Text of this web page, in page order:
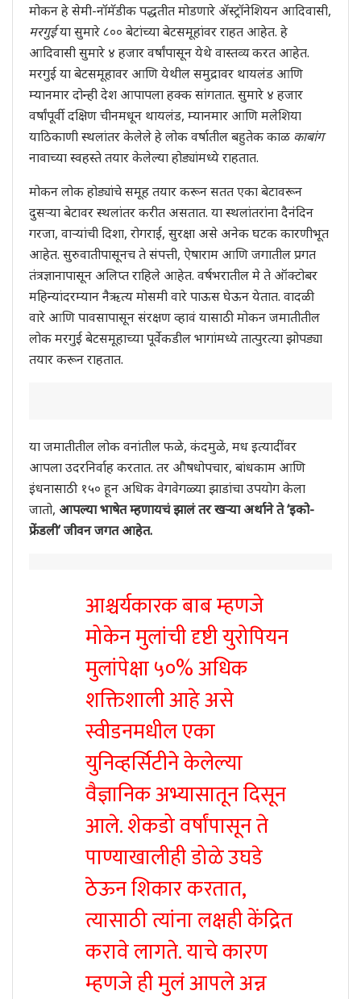
मोकन हे सेमी-नॉमॅडीक पद्धतीत मोडणारे ॲस्ट्रॉनेशियन आदिवासी,
मरगुईया सुमारे ८०० बेटांच्या बेटसमूहांवर राहत आहेत. हे
आदिवासी सुमारे ४ हजार वर्षांपासून येथे वास्तव्य करत आहेत.
मरगुई या बेटसमूहावर आणि येथील समुद्रावर थायलंड आणि
म्यानमार दोन्ही देश आपापला हक्क सांगतात. सुमारे ४ हजार
वर्षांपूर्वी दक्षिण चीनमधून थायलंड, म्यानमार आणि मलेशिया
याठिकाणी स्थलांतर केलेले हे लोक वर्षातील बहुतेक काळ काबांग
नावाच्या स्वहस्ते तयार केलेल्या होड्यांमध्ये राहतात.
मोकन लोक होड्यांचे समूह तयार करून सतत एका बेटावरून
दुसऱ्या बेटावर स्थलांतर करीत असतात. या स्थलांतरांना दैनंदिन
गरजा, वाऱ्यांची दिशा, रोगराई, सुरक्षा असे अनेक घटक कारणीभूत
आहेत. सुरुवातीपासूनच ते संपत्ती, ऐषाराम आणि जगातील प्रगत
तंत्रज्ञानापासून अलिप्त राहिले आहेत. वर्षभरातील मे ते ऑक्टोबर
महिन्यांदरम्यान नैऋत्य मोसमी वारे पाऊस घेऊन येतात. वादळी
वारे आणि पावसापासून संरक्षण व्हावं यासाठी मोकन जमातीतील
लोक मरगुई बेटसमूहाच्या पूर्वेकडील भागांमध्ये तात्पुरत्या झोपड्या
तयार करून राहतात.
या जमातीतील लोक वनांतील फळे, कंदमुळे, मध इत्यादींवर
आपला उदरनिर्वाह करतात. तर औषधोपचार, बांधकाम आणि
इंधनासाठी १५० हून अधिक वेगवेगळ्या झाडांचा उपयोग केला
जातो, आपल्या भाषेत म्हणायचं झालं तर खऱ्या अर्थाने ते ‘इको-
फ्रेंडली’ जीवन जगत आहेत.
आश्चर्यकारक बाब म्हणजे
मोकेन मुलांची दृष्टी युरोपियन
मुलांपेक्षा ५०% अधिक
शक्तिशाली आहे असे
स्वीडनमधील एका
युनिव्हर्सिटीने केलेल्या
वैज्ञानिक अभ्यासातून दिसून
आले. शेकडो वर्षांपासून ते
पाण्याखालीही डोळे उघडे
ठेऊन शिकार करतात,
त्यासाठी त्यांना लक्षही केंद्रित
करावे लागते. याचे कारण
म्हणजे ही मुलं आपले अन्न